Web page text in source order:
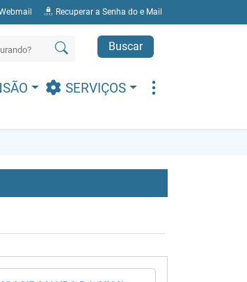
Recuperar a Senha do e Mail
Buscar
SERVIÇOS